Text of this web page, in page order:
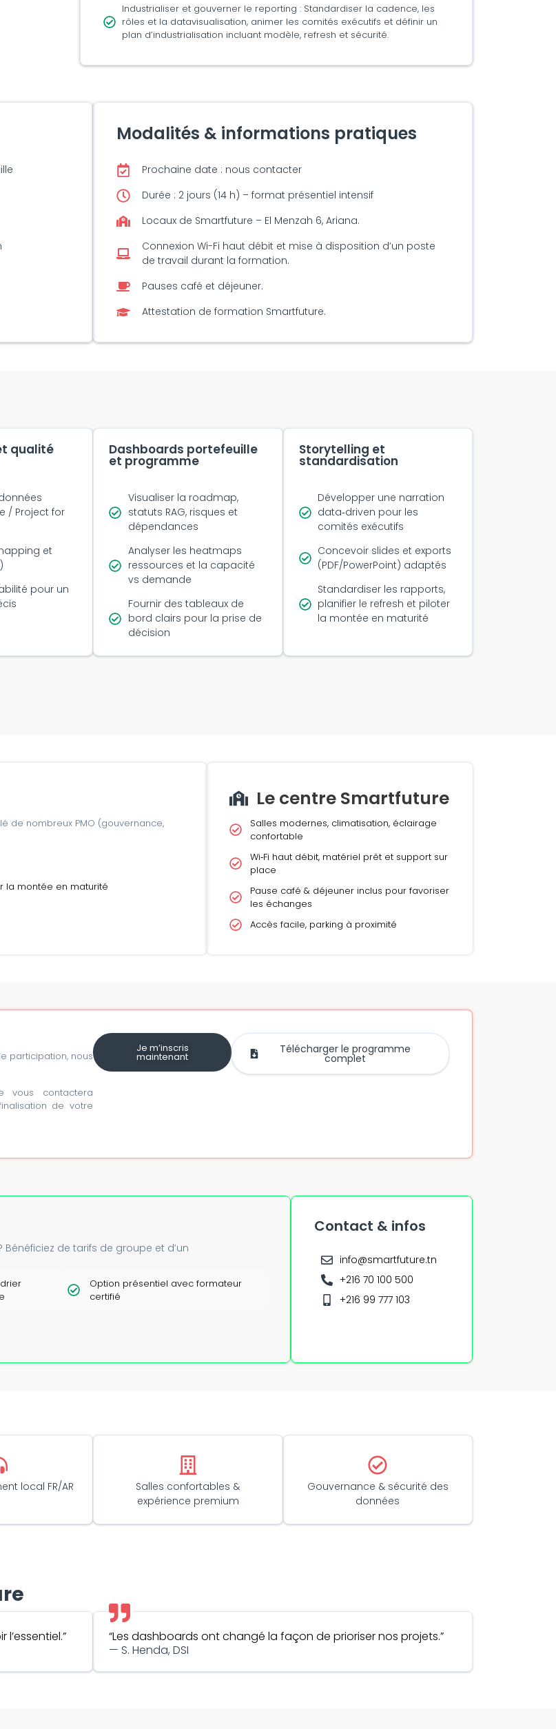
Industrialiser et gouverner le reporting : Standardiser la cadence, les
rôles et la datavisualisation, animer les comités exécutifs et définir un
plan d’industrialisation incluant modèle, refresh et sécurité.
Modalités & informations pratiques
Prochaine date : nous contacter
Durée : 2 jours (14 h) – format présentiel intensif
Locaux de Smartfuture – El Menzah 6, Ariana.
Connexion Wi-Fi haut débit et mise à disposition d’un poste
de travail durant la formation.
Pauses café et déjeuner.
Attestation de formation Smartfuture.
qualité
/ Project for
et
pour un
Dashboards portefeuille
et programme
Visualiser la roadmap,
statuts RAG, risques et
dépendances
Analyser les heatmaps
ressources et la capacité
vs demande
Fournir des tableaux de
bord clairs pour la prise de
décision
Storytelling et
standardisation
Développer une narration
data‑driven pour les
comités exécutifs
Concevoir slides et exports
(PDF/PowerPoint) adaptés
Standardiser les rapports,
planifier le refresh et piloter
la montée en maturité
de nombreux PMO (gouvernance,
la montée en maturité
Le centre Smartfuture
Salles modernes, climatisation, éclairage
confortable
Wi‑Fi haut débit, matériel prêt et support sur
place
Pause café & déjeuner inclus pour favoriser
les échanges
Accès facile, parking à proximité
participation, nous
vous contactera
de votre
Je m’inscris
maintenant
Télécharger le programme
complet
de tarifs de groupe et d’un
Option présentiel avec formateur
certifié
Contact & infos
info@smartfuture.tn
+216 70 100 500
+216 99 777 103
local FR/AR
Salles confortables &
expérience premium
Gouvernance & sécurité des
données
“Les dashboards ont changé la façon de prioriser nos projets.”
— S. Henda, DSI